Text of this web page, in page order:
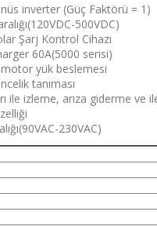
inverter (Güç Faktörü = 1)
500VDC)
Şarj Kontrol Cihazı
60A(5000 serisi)
yük beslemesi
tanıması
ile izleme, arıza giderme ve
230VAC)